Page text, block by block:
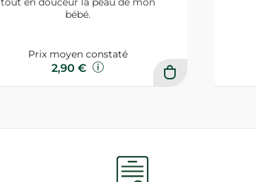
bébé.
Prix moyen constaté
2,90 €